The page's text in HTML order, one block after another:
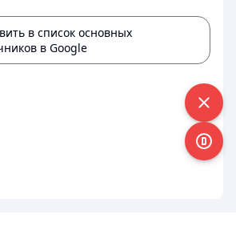
в список основных
в Google